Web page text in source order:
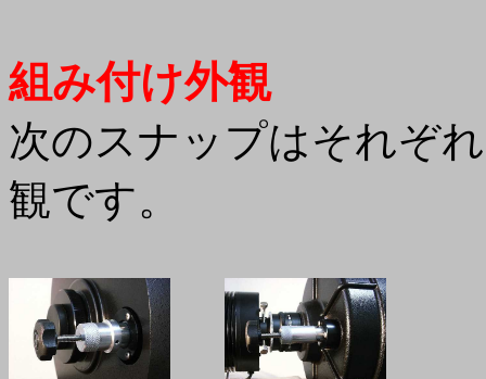
組み付け外観
次のスナップはそれぞ
観です。